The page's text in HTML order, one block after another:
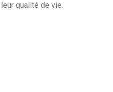
qualité de vie.